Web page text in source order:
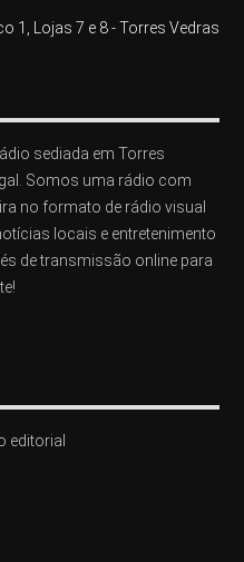
1, Lojas 7 e 8 - Torres Vedras
sediada em Torres
Somos uma rádio com
no formato de rádio visual
locais e entretenimento
de transmissão online para
editorial